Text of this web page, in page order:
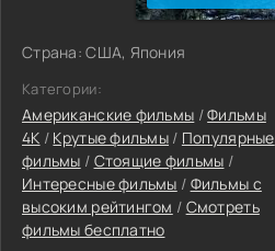
Страна: США, Япония
Категории:
Американские фильмы /Фильмы
4K / Крутые фильмы / Популярные
фильмы / Стоящие фильмы /
Интересные фильмы / Фильмы с
высоким рейтингом / Смотреть
фильмы бесплатно